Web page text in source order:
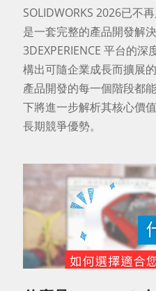
SOLIDWORKS 2026已不
是一套完整的產品開發解
3DEXPERIENCE 平台的深
構出可隨企業成長而擴展
產品開發的每一個階段都
下將進一步解析其核心價
長期競爭優勢。